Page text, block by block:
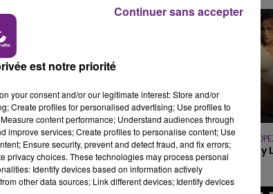
10h00 -
LE TICKET
DE REIMS FERME
du centre-ville
est contraint de
JENNIFER
If You Had My
est notre priorité
your consent and/or our legitimate interest: Store and/or
Create profiles for personalised advertising; Use profiles to
content performance; Understand audiences through
improve services; Create profiles to personalise content; Use
Ensure security, prevent and detect fraud, and fix errors;
privacy choices. These technologies may process personal
Identify devices based on information actively
other data sources; Link different devices; Identify devices
Continuer sans accepter